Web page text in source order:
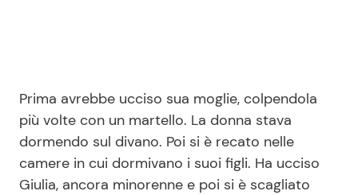
Prima avrebbe ucciso sua moglie, colpendola
più volte con un martello. La donna stava
dormendo sul divano. Poi si è recato nelle
camere in cui dormivano i suoi figli. Ha ucciso
Giulia, ancora minorenne e poi si è scagliato